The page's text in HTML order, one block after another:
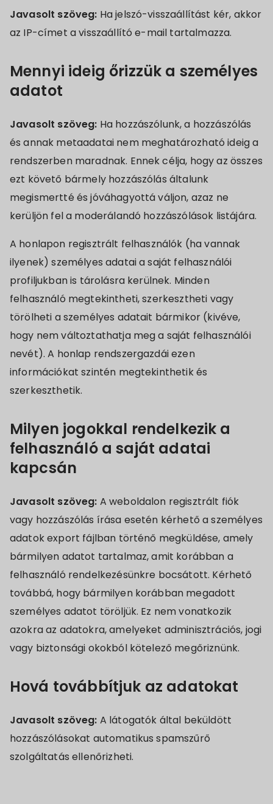
Javasolt szöveg: Ha jelszó-visszaállítást kér, akkor
az IP-címet a visszaállító e-mail tartalmazza.
Mennyi ideig őrizzük a személyes
adatot
Javasolt szöveg: Ha hozzászólunk, a hozzászólás
és annak metaadatai nem meghatározható ideig a
rendszerben maradnak. Ennek célja, hogy az összes
ezt követő bármely hozzászólás általunk
megismertté és jóváhagyottá váljon, azaz ne
kerüljön fel a moderálandó hozzászólások listájára.
A honlapon regisztrált felhasználók (ha vannak
ilyenek) személyes adatai a saját felhasználói
profiljukban is tárolásra kerülnek. Minden
felhasználó megtekintheti, szerkesztheti vagy
törölheti a személyes adatait bármikor (kivéve,
hogy nem változtathatja meg a saját felhasználói
nevét). A honlap rendszergazdái ezen
információkat szintén megtekinthetik és
szerkeszthetik.
Milyen jogokkal rendelkezik a
felhasználó a saját adatai
kapcsán
Javasolt szöveg: A weboldalon regisztrált fiók
vagy hozzászólás írása esetén kérhető a személyes
adatok export fájlban történő megküldése, amely
bármilyen adatot tartalmaz, amit korábban a
felhasználó rendelkezésünkre bocsátott. Kérhető
továbbá, hogy bármilyen korábban megadott
személyes adatot töröljük. Ez nem vonatkozik
azokra az adatokra, amelyeket adminisztrációs, jogi
vagy biztonsági okokból kötelező megőriznünk.
Hová továbbítjuk az adatokat
Javasolt szöveg: A látogatók által beküldött
hozzászólásokat automatikus spamszűrő
szolgáltatás ellenőrizheti.